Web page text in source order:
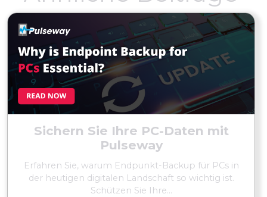
Sichern Sie Ihre PC-Daten mit
Pulseway
Erfahren Sie, warum Endpunkt-Backup für PCs in
der heutigen digitalen Landschaft so wichtig ist.
Schützen Sie Ihre...